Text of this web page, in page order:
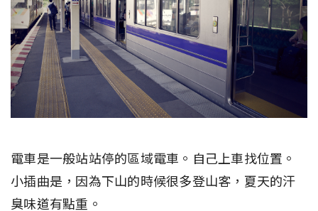
電車是一般站站停的區域電車。自己上車找位置。
小插曲是，因為下山的時候很多登山客，夏天的汗
臭味道有點重。